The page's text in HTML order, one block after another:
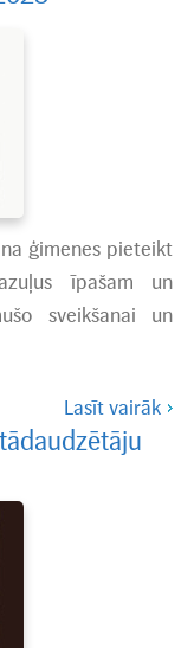
ģimenes pieteikt
īpašam un
sveikšanai un
Lasīt vairāk